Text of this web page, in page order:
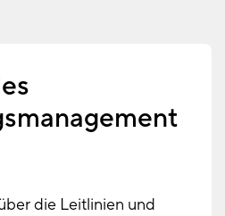
die Leitlinien und